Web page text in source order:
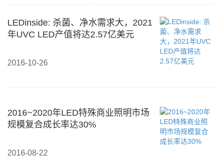
LEDinside: 杀菌、净水需求大，2021
年UVC LED产值将达2.57亿美元
2016-10-26
2016~2020年LED特殊商业照明市场
规模复合成长率达30%
2016-08-22